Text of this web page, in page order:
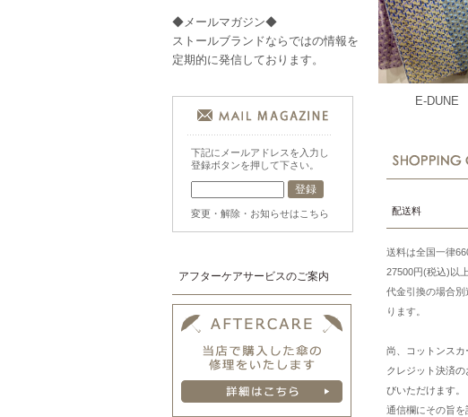
E-DUNE
配送料
送料は全国一律
27500円(税込)以
代金引換の場合
ります。
尚、コットンスカ
クレジット決済
びいただけます。
通信欄にその旨
◆メールマガジン◆
ストールブランドならではの情報を
定期的に発信しております。
下記にメールアドレスを入力し
登録ボタンを押して下さい。
変更・解除・お知らせはこちら
アフターケアサービスのご案内